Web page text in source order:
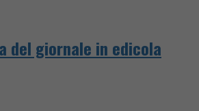
del giornale in edicola